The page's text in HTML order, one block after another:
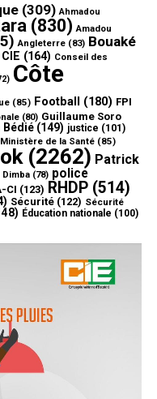
(309) Ahmadou
(830) Amadou
Angleterre(83) Bouaké
CIE (164) Conseil des
Côte
(85) Football (180) FPI
(80) Guillaume Soro
Bédié(149) justice (101)
Ministère de la Santé(85)
ok(2262) Patrick
Dimba(78) police
CI (123) RHDP(514)
Sécurité(122) Sécurité
Éducation nationale (100)